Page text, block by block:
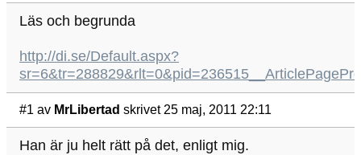
Läs och begrunda
http://di.se/Default.aspx?
#1 av MrLibertad skrivet 25 maj, 2011 22:11
Han är ju helt rätt på det, enligt mig.